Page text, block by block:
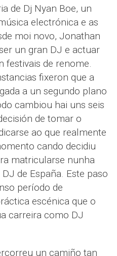
de Dj Nyan Boe, un
electrónica e as
moi novo, Jonathan
un gran DJ e actuar
festivais de renome.
fixeron que a
a un segundo plano
cambiou hai uns seis
de tomar o
ao que realmente
cando decidiu
matricularse nunha
de España. Este paso
período de
escénica que o
carreira como DJ
un camiño tan